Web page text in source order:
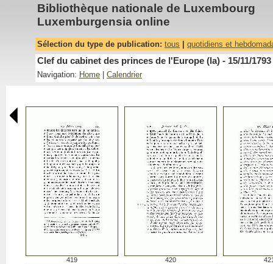
Bibliothèque nationale de Luxembourg
Luxemburgensia online
Sélection du type de publication: tous quotidiens et
Clef du cabinet des princes de l'Europe (la) - 15/11/1793
Navigation: Home Calendrier
419 420